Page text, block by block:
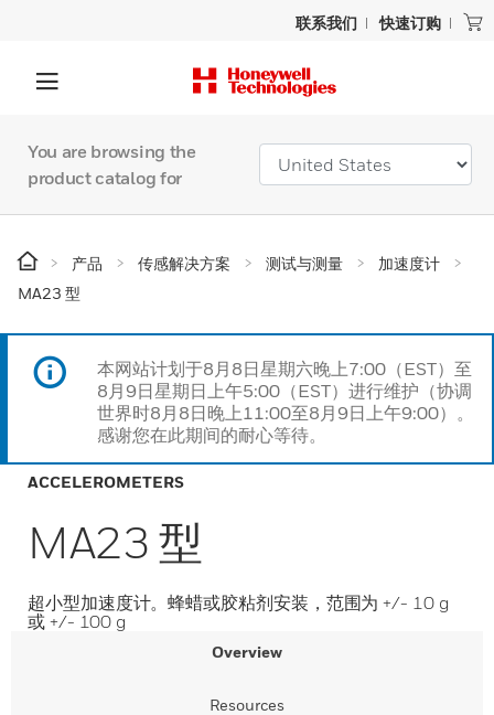
联系我们 快速订购
You are browsing the
product catalog for
产品 传感解决方案 测试与测量
加速度计
MA23 型
本网站计划于8月8日星期六晚上7:00（EST）至
8月9日星期日上午5:00（EST）进行维护（协调
世界时8月8日晚上11:00至8月9日上午9:00）。
感谢您在此期间的耐心等待。
ACCELEROMETERS
MA23 型
超小型加速度计。蜂蜡或胶粘剂安装，范围为 +/- 10 g
或 +/- 100 g
Overview
Resources